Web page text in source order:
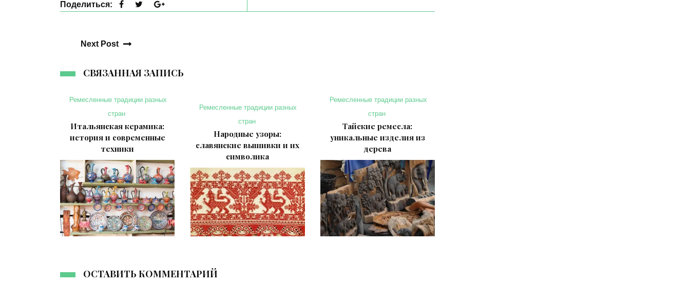
Поделиться:
Next Post
СВЯЗАННАЯ ЗАПИСЬ
Ремесленные традиции разных
стран
Итальянская керамика:
история и современные
техники
Ремесленные традиции разных
стран
Народные узоры:
славянские вышивки и их
символика
Ремесленные традиции разных
стран
Тайские ремесла:
уникальные изделия из
дерева
ОСТАВИТЬ КОММЕНТАРИЙ